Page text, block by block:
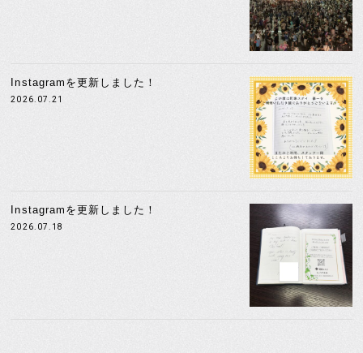
Instagramを更新しました！
2026.07.21
Instagramを更新しました！
2026.07.18